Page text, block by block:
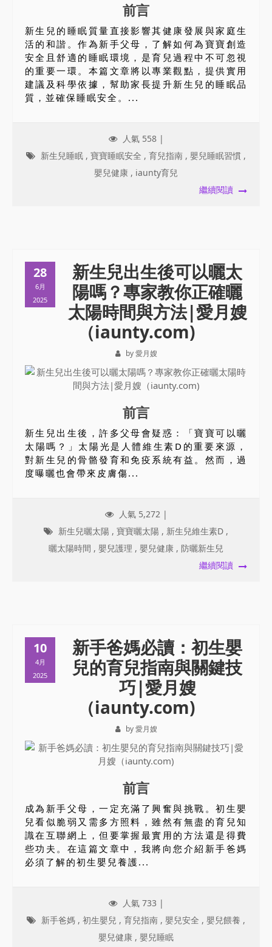
前言
新生兒的睡眠質量直接影響其健康發展與家庭生
活的和諧。作為新手父母，了解如何為寶寶創造
安全且舒適的睡眠環境，是育兒過程中不可忽視
的重要一環。本篇文章將以專業觀點，提供實用
建議及科學依據，幫助家長提升新生兒的睡眠品
質，並確保睡眠安全。...
人氣 558 |
新生兒睡眠 , 寶寶睡眠安全 , 育兒指南 , 嬰兒睡眠習慣 ,
嬰兒健康 , iaunty育兒
繼續閱讀
28
6月
2025
新生兒出生後可以曬太
陽嗎？專家教你正確曬
太陽時間與方法|愛月嫂
（iaunty.com)
by 愛月嫂
前言
新生兒出生後，許多父母會疑惑：「寶寶可以曬
太陽嗎？」太陽光是人體維生素D的重要來源，
對新生兒的骨骼發育和免疫系統有益。然而，過
度曝曬也會帶來皮膚傷...
人氣 5,272 |
新生兒曬太陽 , 寶寶曬太陽 , 新生兒維生素D ,
曬太陽時間 , 嬰兒護理 , 嬰兒健康 , 防曬新生兒
繼續閱讀
10
4月
2025
新手爸媽必讀：初生嬰
兒的育兒指南與關鍵技
巧|愛月嫂
（iaunty.com)
by 愛月嫂
前言
成為新手父母，一定充滿了興奮與挑戰。初生嬰
兒看似脆弱又需多方照料，雖然有無盡的育兒知
識在互聯網上，但要掌握最實用的方法還是得費
些功夫。在這篇文章中，我將向您介紹新手爸媽
必須了解的初生嬰兒養護...
人氣 733 |
新手爸媽 , 初生嬰兒 , 育兒指南 , 嬰兒安全 , 嬰兒餵養 ,
嬰兒健康 , 嬰兒睡眠